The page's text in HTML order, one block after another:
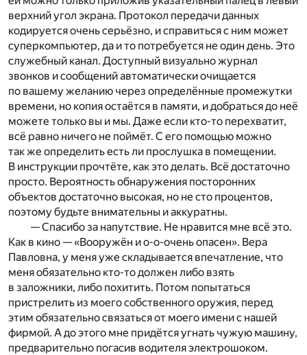
верхний угол экрана. Протокол передачи данных
кодируется очень серьёзно, и справиться с ним может
суперкомпьютер, да и то потребуется не один день. Это
служебный канал. Доступный визуально журнал
звонков и сообщений автоматически очищается
по вашему желанию через определённые промежутки
времени, но копия остаётся в памяти, и добраться до неё
можете только вы и мы. Даже если кто-то перехватит,
всё равно ничего не поймёт. С его помощью можно
так же определить есть ли прослушка в помещении.
В инструкции прочтёте, как это делать. Всё достаточно
просто. Вероятность обнаружения посторонних
объектов достаточно высокая, но не сто процентов,
поэтому будьте внимательны и аккуратны.
— Спасибо за напутствие. Не нравится мне всё это.
Как в кино — «Вооружён и о-о-очень опасен». Вера
Павловна, у меня уже складывается впечатление, что
меня обязательно кто-то должен либо взять
в заложники, либо похитить. Потом попытаться
пристрелить из моего собственного оружия, перед
этим обязательно связаться от моего имени с нашей
фирмой. А до этого мне придётся угнать чужую машину,
предварительно погасив водителя электрошоком.